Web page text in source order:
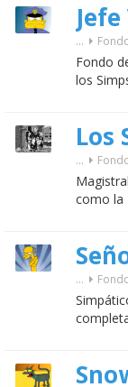
...
Fondo
los
Los
...
como la
...